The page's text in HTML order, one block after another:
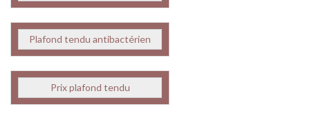
Plafond tendu antibactérien
Prix plafond tendu